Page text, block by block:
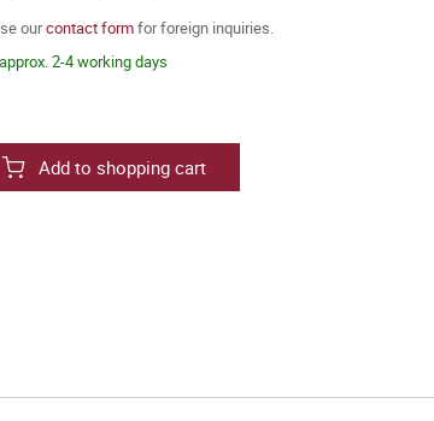
ourcontact formfor foreign inquiries.
2-4 working days
Add to shopping cart